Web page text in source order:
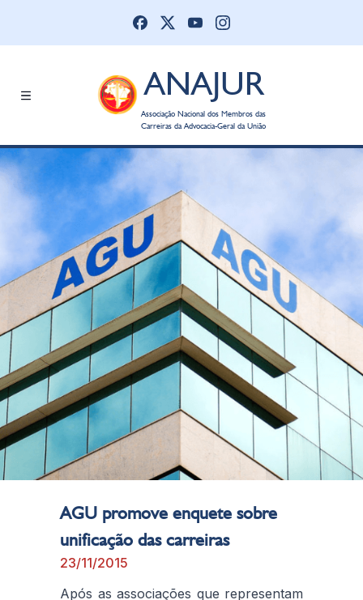
ANAJUR
Associação Nacional dos Membros das
Carreiras da Advocacia-Geral da União
AGU promove enquete sobre
unificação das carreiras
23/11/2015
Após as associações que representam